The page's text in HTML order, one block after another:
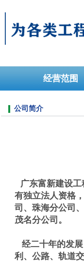
经营范围
公司简介
广东富新建设
有独立法人资格
司、珠海分公司
茂名分公司。
经二十年的发
利、公路、轨道